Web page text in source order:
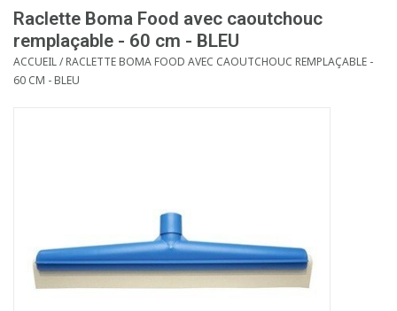
Service client
Blog
Raclette Boma Food avec caoutchouc
remplaçable - 60 cm - BLEU
ACCUEIL/RACLETTE BOMA FOOD AVEC CAOUTCHOUC REMPLAÇABLE -
60 CM - BLEU